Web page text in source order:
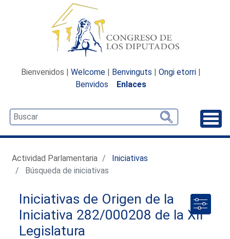
Bienvenidos | Welcome | Benvinguts | Ongi etorri |
Benvidos
Enlaces
Actividad Parlamentaria
Iniciativas
Búsqueda de iniciativas
Iniciativas de Origen de la
Iniciativa 282/000208 de la XII
Legislatura